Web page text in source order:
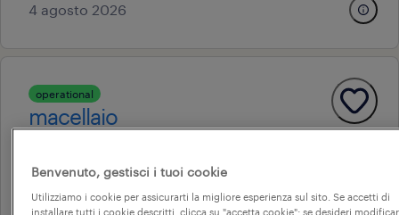
4 agosto 2026
operational
macellaio
tempo indeterminato
22.000 € - 28.000 € annuale
Benvenuto, gestisci i tuoi cookie
Utilizziamo i cookie per assicurarti la migliore esperienza sul sito. Se accetti di
installare tutti i cookie descritti, clicca su "accetta cookie"; se desideri